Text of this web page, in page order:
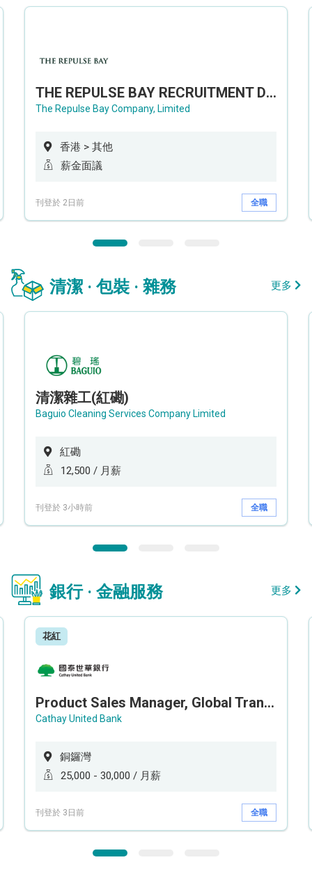
THE REPULSE BAY RECRUITMENT DAY 淺水灣影灣園人才招聘會
The Repulse Bay Company, Limited
香港 > 其他
薪金面議
刊登於 2日前 全職
清潔 · 包裝 · 雜務 更多
清潔雜工(紅磡)
Baguio Cleaning Services Company Limited
紅磡
12,500 / 月薪
刊登於 3小時前 全職
銀行 · 金融服務 更多
花紅
Product Sales Manager, Global Transaction Service (GTS)
Cathay United Bank
銅鑼灣
25,000 - 30,000 / 月薪
刊登於 3日前 全職